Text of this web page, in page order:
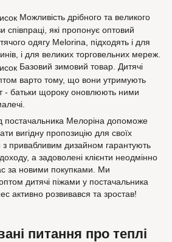
Можливість дрібного та великого
співпраці, які пропонує оптовий
одягу Melorina, підходять і для
і для великих торговельних мереж.
Базовий зимовий товар. Дитячі
варто тому, що вони утримують
- батьки щороку оновлюють ними
постачальника Мелоріна допоможе
вигідну пропозицію для своїх
з привабливим дизайном гарантують
а задоволені клієнти неодмінно
за новими покупками. Ми
дитячі піжами у постачальника
активно розвивався та зростав!
питання про теплі